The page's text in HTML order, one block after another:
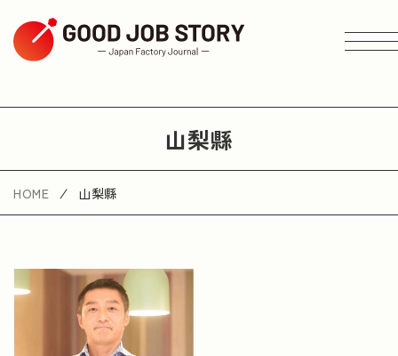
按主題搜尋
按地區搜尋
按行業搜尋
山梨縣
HOME 山梨縣